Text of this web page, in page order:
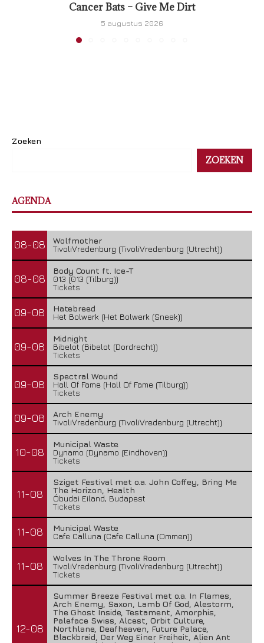
Cancer Bats – Give Me Dirt
5 augustus 2026
Zoeken
ZOEKEN
AGENDA
08-08
Wolfmother
TivoliVredenburg (TivoliVredenburg (Utrecht))
08-08
Body Count ft. Ice-T
013 (013 (Tilburg))
Tickets
09-08
Hatebreed
Het Bolwerk (Het Bolwerk (Sneek))
09-08
Midnight
Bibelot (Bibelot (Dordrecht))
Tickets
09-08
Spectral Wound
Hall Of Fame (Hall Of Fame (Tilburg))
Tickets
09-08
Arch Enemy
TivoliVredenburg (TivoliVredenburg (Utrecht))
10-08
Municipal Waste
Dynamo (Dynamo (Eindhoven))
Tickets
11-08
Sziget Festival met o.a. John Coffey, Bring Me
The Horizon, Health
Óbudai Eiland, Budapest
Tickets
11-08
Municipal Waste
Cafe Calluna (Cafe Calluna (Ommen))
11-08
Wolves In The Throne Room
TivoliVredenburg (TivoliVredenburg (Utrecht))
Tickets
12-08
Summer Breeze Festival met o.a. In Flames,
Arch Enemy, Saxon, Lamb Of God, Alestorm,
The Ghost Inside, Testament, Amorphis,
Paleface Swiss, Alcest, Orbit Culture,
Northlane, Deafheaven, Future Palace,
Blackbraid, Der Weg Einer Freiheit, Alien Ant